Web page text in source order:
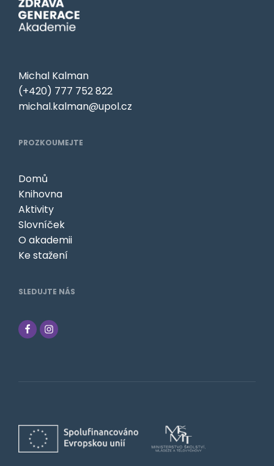
Michal Kalman
(+420) 777 752 822
michal.kalman@upol.cz
PROZKOUMEJTE
Domů
Knihovna
Aktivity
Slovníček
O akademii
Ke stažení
SLEDUJTE NÁS